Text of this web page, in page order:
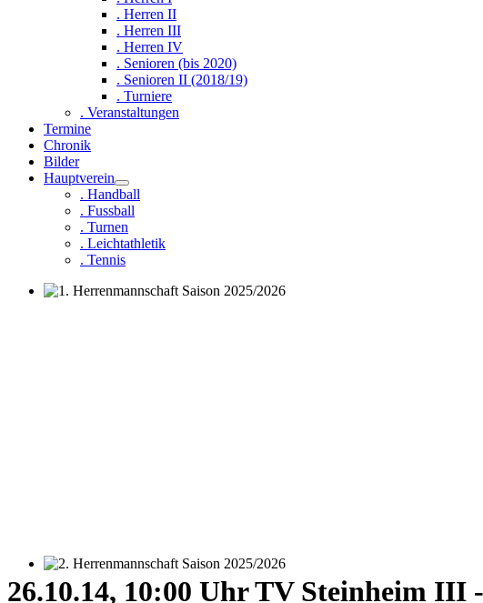
. Herren II
. Herren III
. Herren IV
. Senioren (bis 2020)
. Senioren II (2018/19)
. Turniere
. Veranstaltungen
Termine
Chronik
Bilder
Hauptverein
. Handball
. Fussball
. Turnen
. Leichtathletik
. Tennis
2. Herrenmannschaft Saison 2025/2026
26.10.14, 10:00 Uhr TV Steinheim III